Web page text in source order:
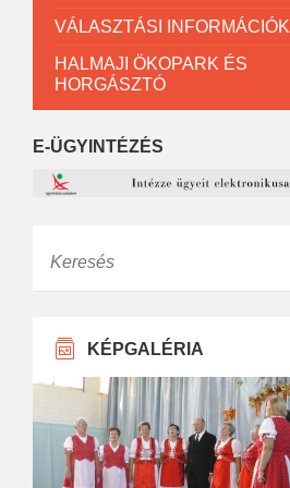
VÁLASZTÁSI INFORMÁCIÓK
HALMAJI ÖKOPARK ÉS
HORGÁSZTÓ
E-ÜGYINTÉZÉS
KÉPGALÉRIA